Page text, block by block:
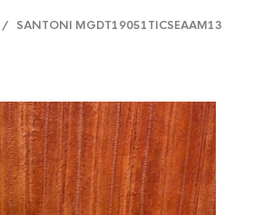
/ SANTONI MGDT19051TICSEAAM13